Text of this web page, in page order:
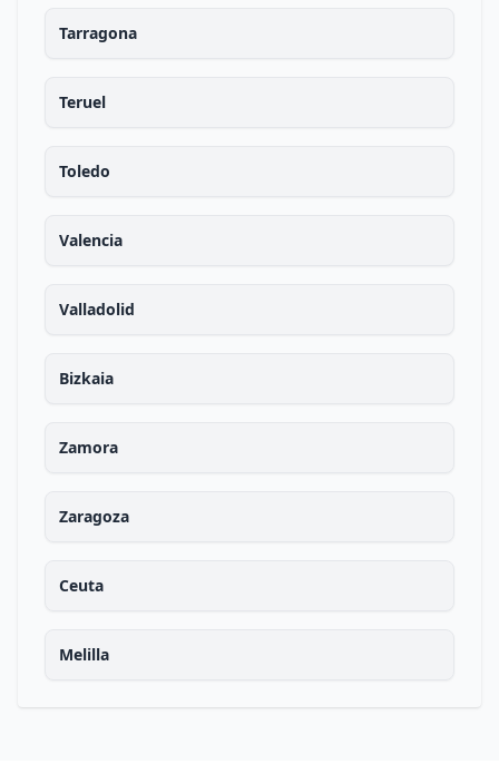
Tarragona
Teruel
Toledo
Valencia
Valladolid
Bizkaia
Zamora
Zaragoza
Ceuta
Melilla